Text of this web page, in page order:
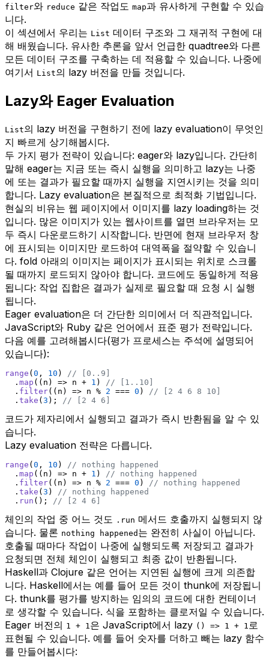
filter와 reduce 같은 작업도 map과 유사하게 구현할 수 있습
니다.
이 섹션에서 우리는 List 데이터 구조와 그 재귀적 구현에 대
해 배웠습니다. 유사한 추론을 앞서 언급한 quadtree와 다른
모든 데이터 구조를 구축하는 데 적용할 수 있습니다. 나중에
여기서 List의 lazy 버전을 만들 것입니다.
Lazy와 Eager Evaluation
List의 lazy 버전을 구현하기 전에 lazy evaluation이 무엇인
지 빠르게 상기해봅시다.
두 가지 평가 전략이 있습니다: eager와 lazy입니다. 간단히
말해 eager는 지금 또는 즉시 실행을 의미하고 lazy는 나중
에 또는 결과가 필요할 때까지 실행을 지연시키는 것을 의미
합니다. Lazy evaluation은 본질적으로 최적화 기법입니다.
현실의 비유는 웹 페이지에서 이미지를 lazy loading하는 것
입니다. 많은 이미지가 있는 웹사이트를 열면 브라우저는 모
두 즉시 다운로드하기 시작합니다. 반면에 현재 브라우저 창
에 표시되는 이미지만 로드하여 대역폭을 절약할 수 있습니
다. fold 아래의 이미지는 페이지가 표시되는 위치로 스크롤
될 때까지 로드되지 않아야 합니다. 코드에도 동일하게 적용
됩니다: 작업 집합은 결과가 실제로 필요할 때 요청 시 실행
됩니다.
Eager evaluation은 더 간단한 의미에서 더 직관적입니다.
JavaScript와 Ruby 같은 언어에서 표준 평가 전략입니다.
다음 예를 고려해봅시다(평가 프로세스는 주석에 설명되어
있습니다):
range ( 0 , 10 )
// [0..9]
  .
map ( ( n ) => n + 1 )
// [1..10]
  .
filter( ( n ) => n % 2 === 0 )
// [2 4 6 8 10]
  .
take ( 3 ); // [2 4 6]
코드가 제자리에서 실행되고 결과가 즉시 반환됨을 알 수 있
습니다.
Lazy evaluation 전략은 다릅니다.
range ( 0 , 10 )
// nothing happened
  .
map ( ( n ) => n + 1 )
// nothing happened
  .
filter( ( n ) => n % 2 === 0 )
// nothing happened
  .
take ( 3 )
// nothing happened
  .
run (); // [2 4 6]
체인의 작업 중 어느 것도 .run 메서드 호출까지 실행되지 않
습니다. 물론 nothing happened 는 완전히 사실이 아닙니다.
호출될 때마다 작업이 나중에 실행되도록 저장되고 결과가
요청되면 전체 체인이 실행되고 최종 값이 반환됩니다.
Haskell과 Clojure 같은 언어는 지연된 실행에 크게 의존합
니다. Haskell에서는 예를 들어 모든 것이 thunk에 저장됩니
다. thunk를 평가를 방지하는 임의의 코드에 대한 컨테이너
로 생각할 수 있습니다. 식을 포함하는 클로저일 수 있습니다.
Eager 버전의 1 + 1 은 JavaScript에서 lazy () => 1 + 1 로
표현될 수 있습니다. 예를 들어 숫자를 더하고 빼는 lazy 함수
를 만들어봅시다: